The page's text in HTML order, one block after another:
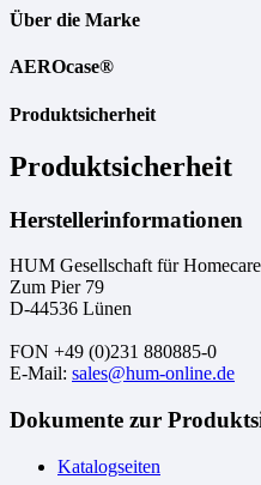
Über die Marke
AEROcase®
Produktsicherheit
Produktsicherheit
Herstellerinformationen
HUM Gesellschaft für
Zum Pier 79
D-44536 Lünen
FON +49 (0)231 880885-0
E-Mail: sales@hum-online.de
Dokumente zur
Katalogseiten